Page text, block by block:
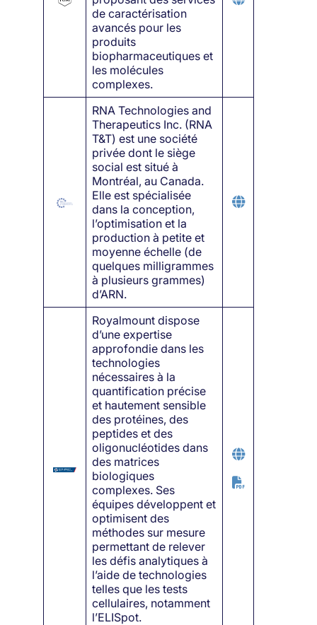
de caractérisation
avancés pour les
produits
biopharmaceutiques et
les molécules
complexes.
RNA Technologies and
Therapeutics Inc. (RNA
T&T) est une société
privée dont le siège
social est situé à
Montréal, au Canada.
Elle est spécialisée
dans la conception,
l’optimisation et la
production à petite et
moyenne échelle (de
quelques milligrammes
à plusieurs grammes)
d’ARN.
Royalmount dispose
d’une expertise
approfondie dans les
technologies
nécessaires à la
quantification précise
et hautement sensible
des protéines, des
peptides et des
oligonucléotides dans
des matrices
biologiques
complexes. Ses
équipes développent et
optimisent des
méthodes sur mesure
permettant de relever
les défis analytiques à
l’aide de technologies
telles que les tests
cellulaires, notamment
l’ELISpot.